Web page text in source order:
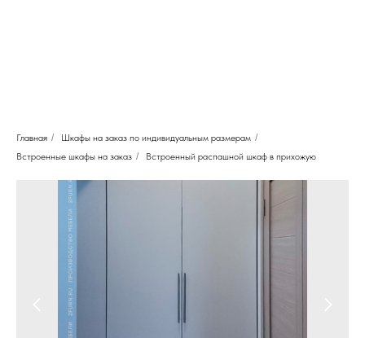
Главная / Шкафы на заказ по индивидуальным размерам /
Встроенные шкафы на заказ / Встроенный распашной шкаф в прихожую